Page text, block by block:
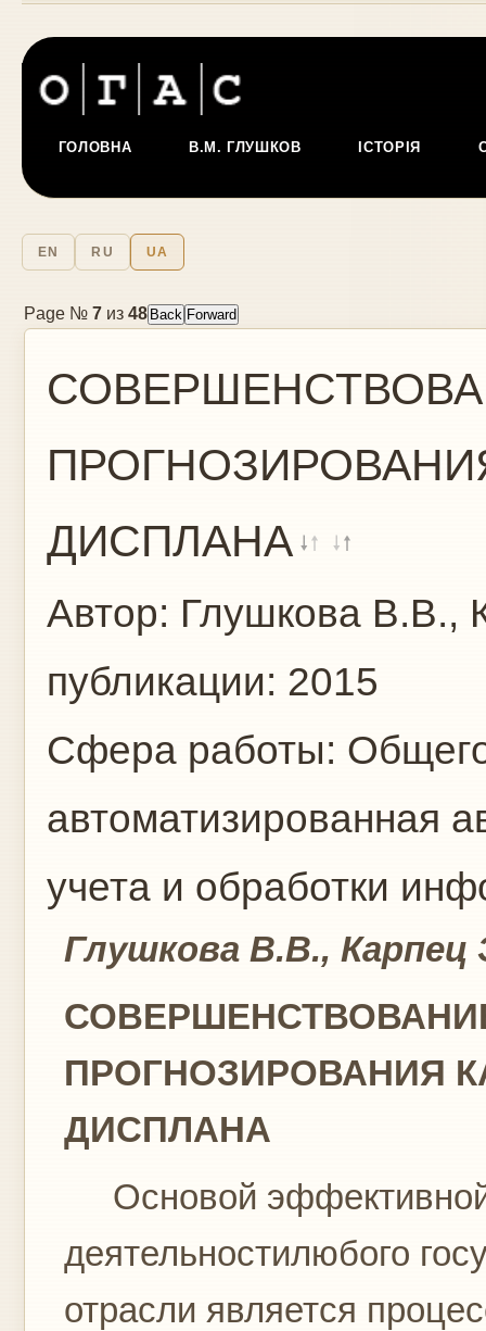
ГОЛОВНА В.М. ГЛУШКОВ ІСТОРІЯ
EN RU UA
Page № 7 из 48
ДИСПЛАНА
Автор: Глушкова В.В.,
публикации: 2015
Сфера работы:
автоматизированная
учета и обработки
Глушкова В.В., Карпец
ПРОГНОЗИРОВАНИЯ
ДИСПЛАНА
Основой
деятельностилюбого
отрасли является